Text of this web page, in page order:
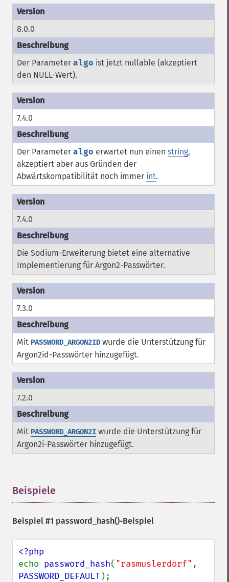
8.0.0
Der Parameter algo ist jetzt nullable (akzeptiert
den NULL-Wert).
7.4.0
Der Parameter algo erwartet nun einen string,
akzeptiert aber aus Gründen der
Abwärtskompatibilität noch immer int.
7.4.0
Die Sodium-Erweiterung bietet eine alternative
Implementierung für Argon2-Passwörter.
7.3.0
Mit PASSWORD_ARGON2ID wurde die Unterstützung für
Argon2id-Passwörter hinzugefügt.
7.2.0
Mit PASSWORD_ARGON2I wurde die Unterstützung für
Argon2i-Passwörter hinzugefügt.
Beispiele
Beispiel #1 password_hash()-Beispiel
echo password_hash( "rasmuslerdorf"
PASSWORD_DEFAULT